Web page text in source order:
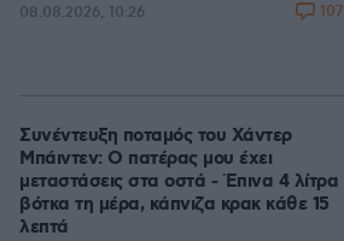
08.08.2026, 10:26 107
Συνέντευξη ποταμός του Χάντερ
Μπάιντεν: Ο πατέρας μου έχει
μεταστάσεις στα οστά - Έπινα 4 λίτρα
βότκα τη μέρα, κάπνιζα κρακ κάθε 15
λεπτά